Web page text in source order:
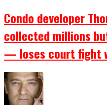
Condo developer
collected millions
— loses court fight